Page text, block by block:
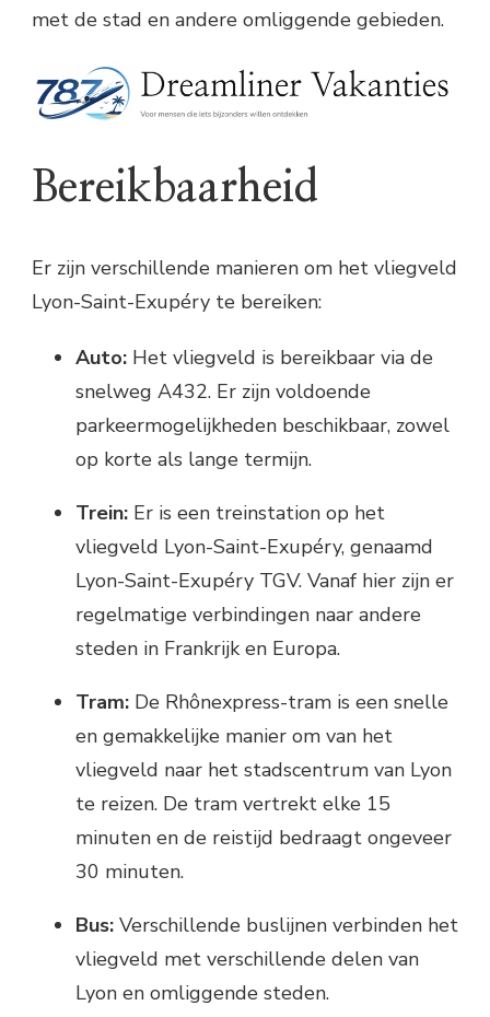
met de stad en andere omliggende gebieden.
Bereikbaarheid
Er zijn verschillende manieren om het vliegveld
Lyon-Saint-Exupéry te bereiken:
Auto: Het vliegveld is bereikbaar via de
snelweg A432. Er zijn voldoende
parkeermogelijkheden beschikbaar, zowel
op korte als lange termijn.
Trein: Er is een treinstation op het
vliegveld Lyon-Saint-Exupéry, genaamd
Lyon-Saint-Exupéry TGV. Vanaf hier zijn er
regelmatige verbindingen naar andere
steden in Frankrijk en Europa.
Tram: De Rhônexpress-tram is een snelle
en gemakkelijke manier om van het
vliegveld naar het stadscentrum van Lyon
te reizen. De tram vertrekt elke 15
minuten en de reistijd bedraagt ongeveer
30 minuten.
Bus: Verschillende buslijnen verbinden het
vliegveld met verschillende delen van
Lyon en omliggende steden.